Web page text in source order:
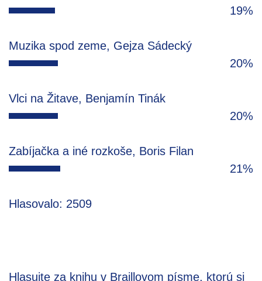
19%
Muzika spod zeme, Gejza Sádecký
20%
Vlci na Žitave, Benjamín Tinák
20%
Zabíjačka a iné rozkoše, Boris Filan
21%
Hlasovalo: 2509
Hlasujte za knihu v Braillovom písme, ktorú si